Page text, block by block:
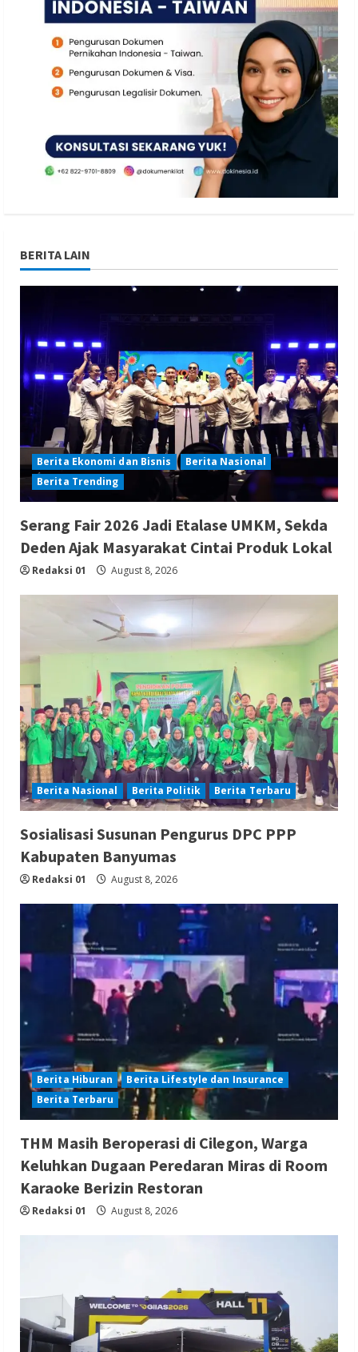
BERITA LAIN
Berita Ekonomi dan Bisnis
Berita Nasional
Berita Trending
Serang Fair 2026 Jadi Etalase UMKM, Sekda
Deden Ajak Masyarakat Cintai Produk Lokal
Redaksi 01 August 8, 2026
Berita Nasional Berita Politik Berita Terbaru
Sosialisasi Susunan Pengurus DPC PPP
Kabupaten Banyumas
Redaksi 01 August 8, 2026
Berita Hiburan
Berita Lifestyle dan Insurance
Berita Terbaru
THM Masih Beroperasi di Cilegon, Warga
Keluhkan Dugaan Peredaran Miras di Room
Karaoke Berizin Restoran
Redaksi 01 August 8, 2026